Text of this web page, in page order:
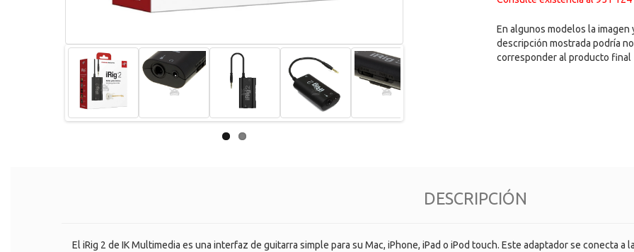
En algunos modelos la imagen
descripción mostrada podría no
corresponder al producto final
DESCRIPCIÓN
El iRig 2 de IK Multimedia es una interfaz de guitarra simple para su Mac, iPhone, iPad o iPod touch. Este adaptador se conecta a